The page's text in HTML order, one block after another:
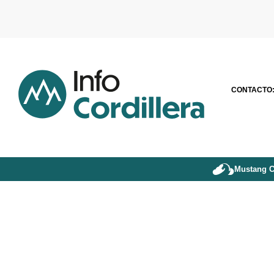
CONTACTO:
Mustang